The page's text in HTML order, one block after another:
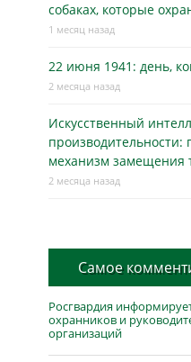
собаках, которые
1 месяц назад
22 июня 1941: день,
2 месяца назад
Искусственный
производительности:
механизм замещения
2 месяца назад
Самое
Росгвардия
охранников и
организаций